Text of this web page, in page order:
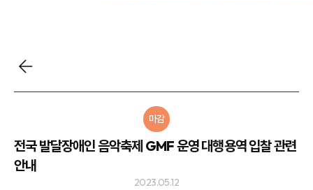
마감
전국 발달장애인 음악축제 GMF 운영 대행용역 입찰 관련
안내
2023.05.12